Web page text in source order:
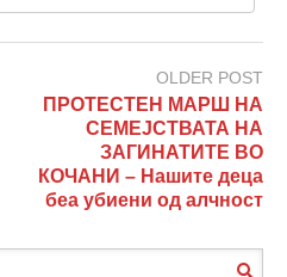
OLDER POST
ПРОТЕСТЕН МАРШ НА
СЕМЕЈСТВАТА НА
ЗАГИНАТИТЕ ВО
КОЧАНИ – Нашите деца
беа убиени од алчност